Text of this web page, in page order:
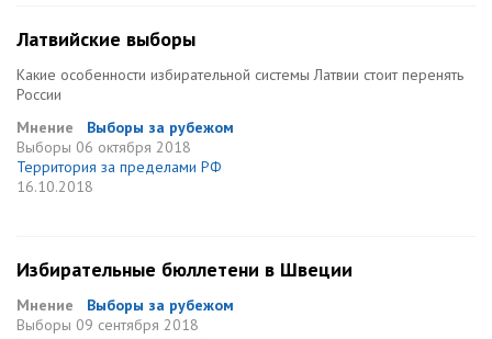
Латвийские выборы
Какие особенности избирательной системы Латвии стоит перенять
России
Мнение
Выборы за рубежом
Выборы 06 октября 2018
Территория за пределами РФ
16.10.2018
Избирательные бюллетени в Швеции
Мнение
Выборы за рубежом
Выборы 09 сентября 2018